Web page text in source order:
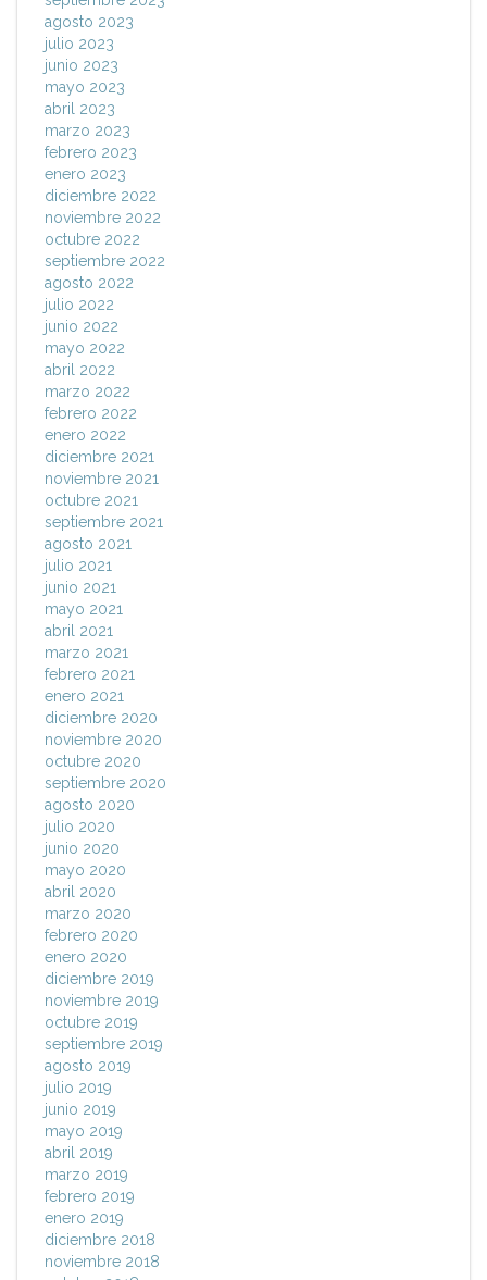
agosto 2023
julio 2023
junio 2023
mayo 2023
abril 2023
marzo 2023
febrero 2023
enero 2023
diciembre 2022
noviembre 2022
octubre 2022
septiembre 2022
agosto 2022
julio 2022
junio 2022
mayo 2022
abril 2022
marzo 2022
febrero 2022
enero 2022
diciembre 2021
noviembre 2021
octubre 2021
septiembre 2021
agosto 2021
julio 2021
junio 2021
mayo 2021
abril 2021
marzo 2021
febrero 2021
enero 2021
diciembre 2020
noviembre 2020
octubre 2020
septiembre 2020
agosto 2020
julio 2020
junio 2020
mayo 2020
abril 2020
marzo 2020
febrero 2020
enero 2020
diciembre 2019
noviembre 2019
octubre 2019
septiembre 2019
agosto 2019
julio 2019
junio 2019
mayo 2019
abril 2019
marzo 2019
febrero 2019
enero 2019
diciembre 2018
noviembre 2018